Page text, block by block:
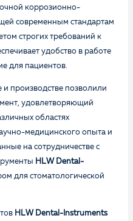
коррозионно-
современным стандартам
строгих требований к
удобство в работе
для пациентов.
и производстве позволили
удовлетворяющий
областях
медицинского опыта и
на сотрудничестве с
HLW Dental-
для стоматологической
HLW Dental-Instruments